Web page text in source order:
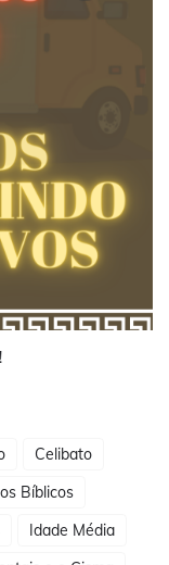
Celibato
Bíblicos
Idade Média